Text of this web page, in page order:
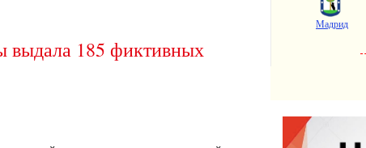
выдала 185 фиктивных
Мадрид
Севилья